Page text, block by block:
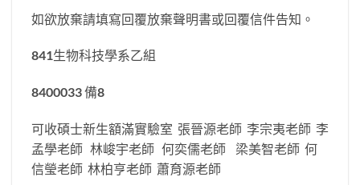
如欲放棄請填寫回覆放棄聲明書或回覆信件告知。
841生物科技學系乙組
8400033 備8
可收碩士新生額滿實驗室 張晉源老師 李宗夷老師 李
孟學老師 林峻宇老師 何奕儒老師 梁美智老師 何
信瑩老師 林柏亨老師 蕭育源老師